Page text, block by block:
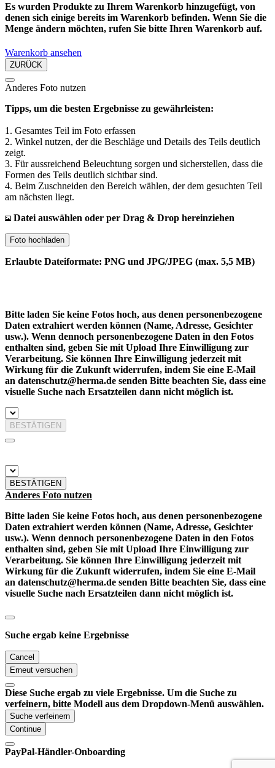
Es wurden Produkte zu Ihrem Warenkorb hinzugefügt, von
denen sich einige bereits im Warenkorb befinden. Wenn Sie die
Menge ändern möchten, rufen Sie bitte Ihren Warenkorb auf.
Warenkorb ansehen
ZURÜCK
Anderes Foto nutzen
Tipps, um die besten Ergebnisse zu gewährleisten:
1. Gesamtes Teil im Foto erfassen
2. Winkel nutzen, der die Beschläge und Details des Teils deutlich
zeigt.
3. Für aussreichend Beleuchtung sorgen und sicherstellen, dass die
Formen des Teils deutlich sichtbar sind.
4. Beim Zuschneiden den Bereich wählen, der dem gesuchten Teil
am nächsten liegt.
Datei auswählen oder per Drag & Drop hereinziehen
Foto hochladen
Erlaubte Dateiformate: PNG und JPG/JPEG (max. 5,5 MB)
Bitte laden Sie keine Fotos hoch, aus denen personenbezogene
Daten extrahiert werden können (Name, Adresse, Gesichter
usw.). Wenn dennoch personenbezogene Daten in den Fotos
enthalten sind, geben Sie mit Upload Ihre Einwilligung zur
Verarbeitung. Sie können Ihre Einwilligung jederzeit mit
Wirkung für die Zukunft widerrufen, indem Sie eine E-Mail
an datenschutz@herma.de senden Bitte beachten Sie, dass eine
visuelle Suche nach Ersatzteilen dann nicht möglich ist.
BESTÄTIGEN
BESTÄTIGEN
Anderes Foto nutzen
Bitte laden Sie keine Fotos hoch, aus denen personenbezogene
Daten extrahiert werden können (Name, Adresse, Gesichter
usw.). Wenn dennoch personenbezogene Daten in den Fotos
enthalten sind, geben Sie mit Upload Ihre Einwilligung zur
Verarbeitung. Sie können Ihre Einwilligung jederzeit mit
Wirkung für die Zukunft widerrufen, indem Sie eine E-Mail
an datenschutz@herma.de senden Bitte beachten Sie, dass eine
visuelle Suche nach Ersatzteilen dann nicht möglich ist.
Suche ergab keine Ergebnisse
Cancel
Erneut versuchen
Diese Suche ergab zu viele Ergebnisse. Um die Suche zu
verfeinern, bitte Modell aus dem Dropdown-Menü auswählen.
Suche verfeinern
Continue
PayPal-Händler-Onboarding